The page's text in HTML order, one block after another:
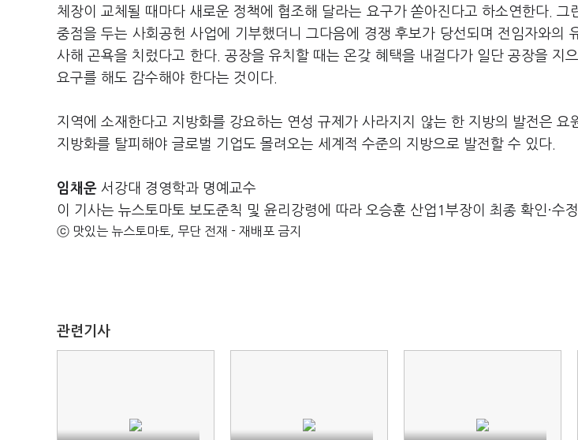
체장이 교체될 때마다 새로운 정책에 협조해 달라는 요구가 쏟아진다고 하소연한다. 그
중점을 두는 사회공헌 사업에 기부했더니 그다음에 경쟁 후보가 당선되며 전임자와의
사해 곤욕을 치렀다고 한다. 공장을 유치할 때는 온갖 혜택을 내걸다가 일단 공장을 지
요구를 해도 감수해야 한다는 것이다.
지역에 소재한다고 지방화를 강요하는 연성 규제가 사라지지 않는 한 지방의 발전은 요
지방화를 탈피해야 글로벌 기업도 몰려오는 세계적 수준의 지방으로 발전할 수 있다.
임채운 서강대 경영학과 명예교수
이 기사는 뉴스토마토 보도준칙 및 윤리강령에 따라 오승훈 산업1부장이 최종 확인·수
ⓒ 맛있는 뉴스토마토, 무단 전재 - 재배포 금지
관련기사